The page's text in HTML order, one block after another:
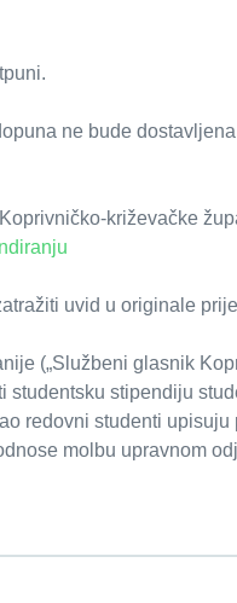
ne bude
križevačke
uvid u originale
(„Službeni glasnik
stipendiju
redovni studenti
molbu upravnom